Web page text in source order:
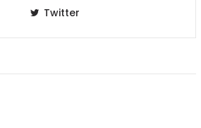
Twitter